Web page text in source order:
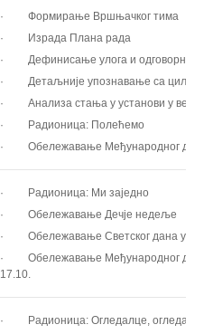
· Формирање Вршњачког тима
· Израда Плана рада
· Дефинисање улога и
· Детаљније упознавање са
· Анализа стања у установи у вези
· Радионица: Полећемо
· Обележавање Међународног дана
· Радионица: Ми заједно
· Обележавање Дечје недеље
· Обележавање Светског дана
· Обележавање Међународног дана
17.10.
· Радионица: Огледалце,